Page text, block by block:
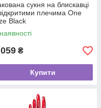
сукня на блискавці
плечима One
Black
₴
Купити